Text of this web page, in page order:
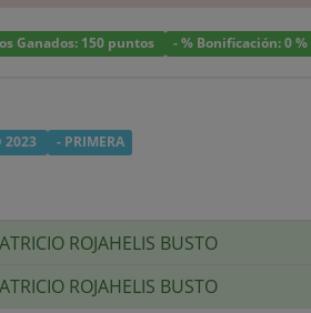
Ganados: 150 puntos - % Bonificación: 0 %
2023 - PRIMERA
ROJAHELIS BUSTO
ROJAHELIS BUSTO